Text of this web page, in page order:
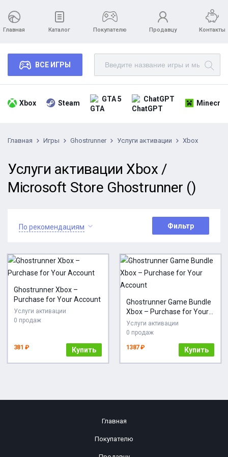
Главная Каталог Покупателю Продавцу Контакты
ВСЕ ИГРЫ
Xbox Steam GTA 5 ChatGPT
Главная Игры Ghostrunner Услуги активации Xbox
Услуги активации Xbox /
Microsoft Store Ghostrunner ()
По рекомендациям Фильтр
Ghostrunner Xbox –
Purchase for Your Account
Услуги активации
0 продаж
381 ₽ Купить
Ghostrunner Game Bundle
Xbox – Purchase for Your
Account
Услуги активации
0 продаж
1387 ₽ Купить
Главная
Покупателю